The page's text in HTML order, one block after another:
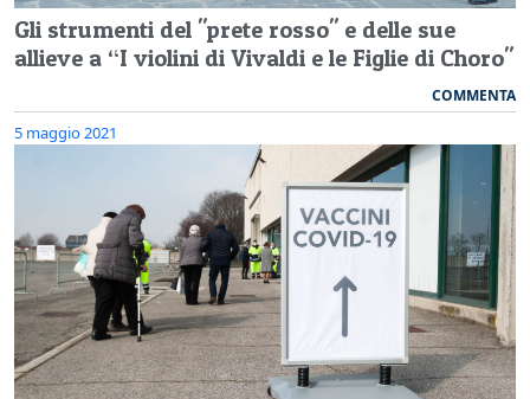
Gli strumenti del "prete rosso" e delle sue
allieve a “I violini di Vivaldi e le Figlie di Choro"
COMMENTA
5 maggio 2021